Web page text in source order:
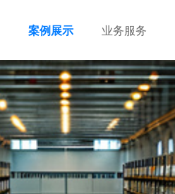
案例展示 业务服务